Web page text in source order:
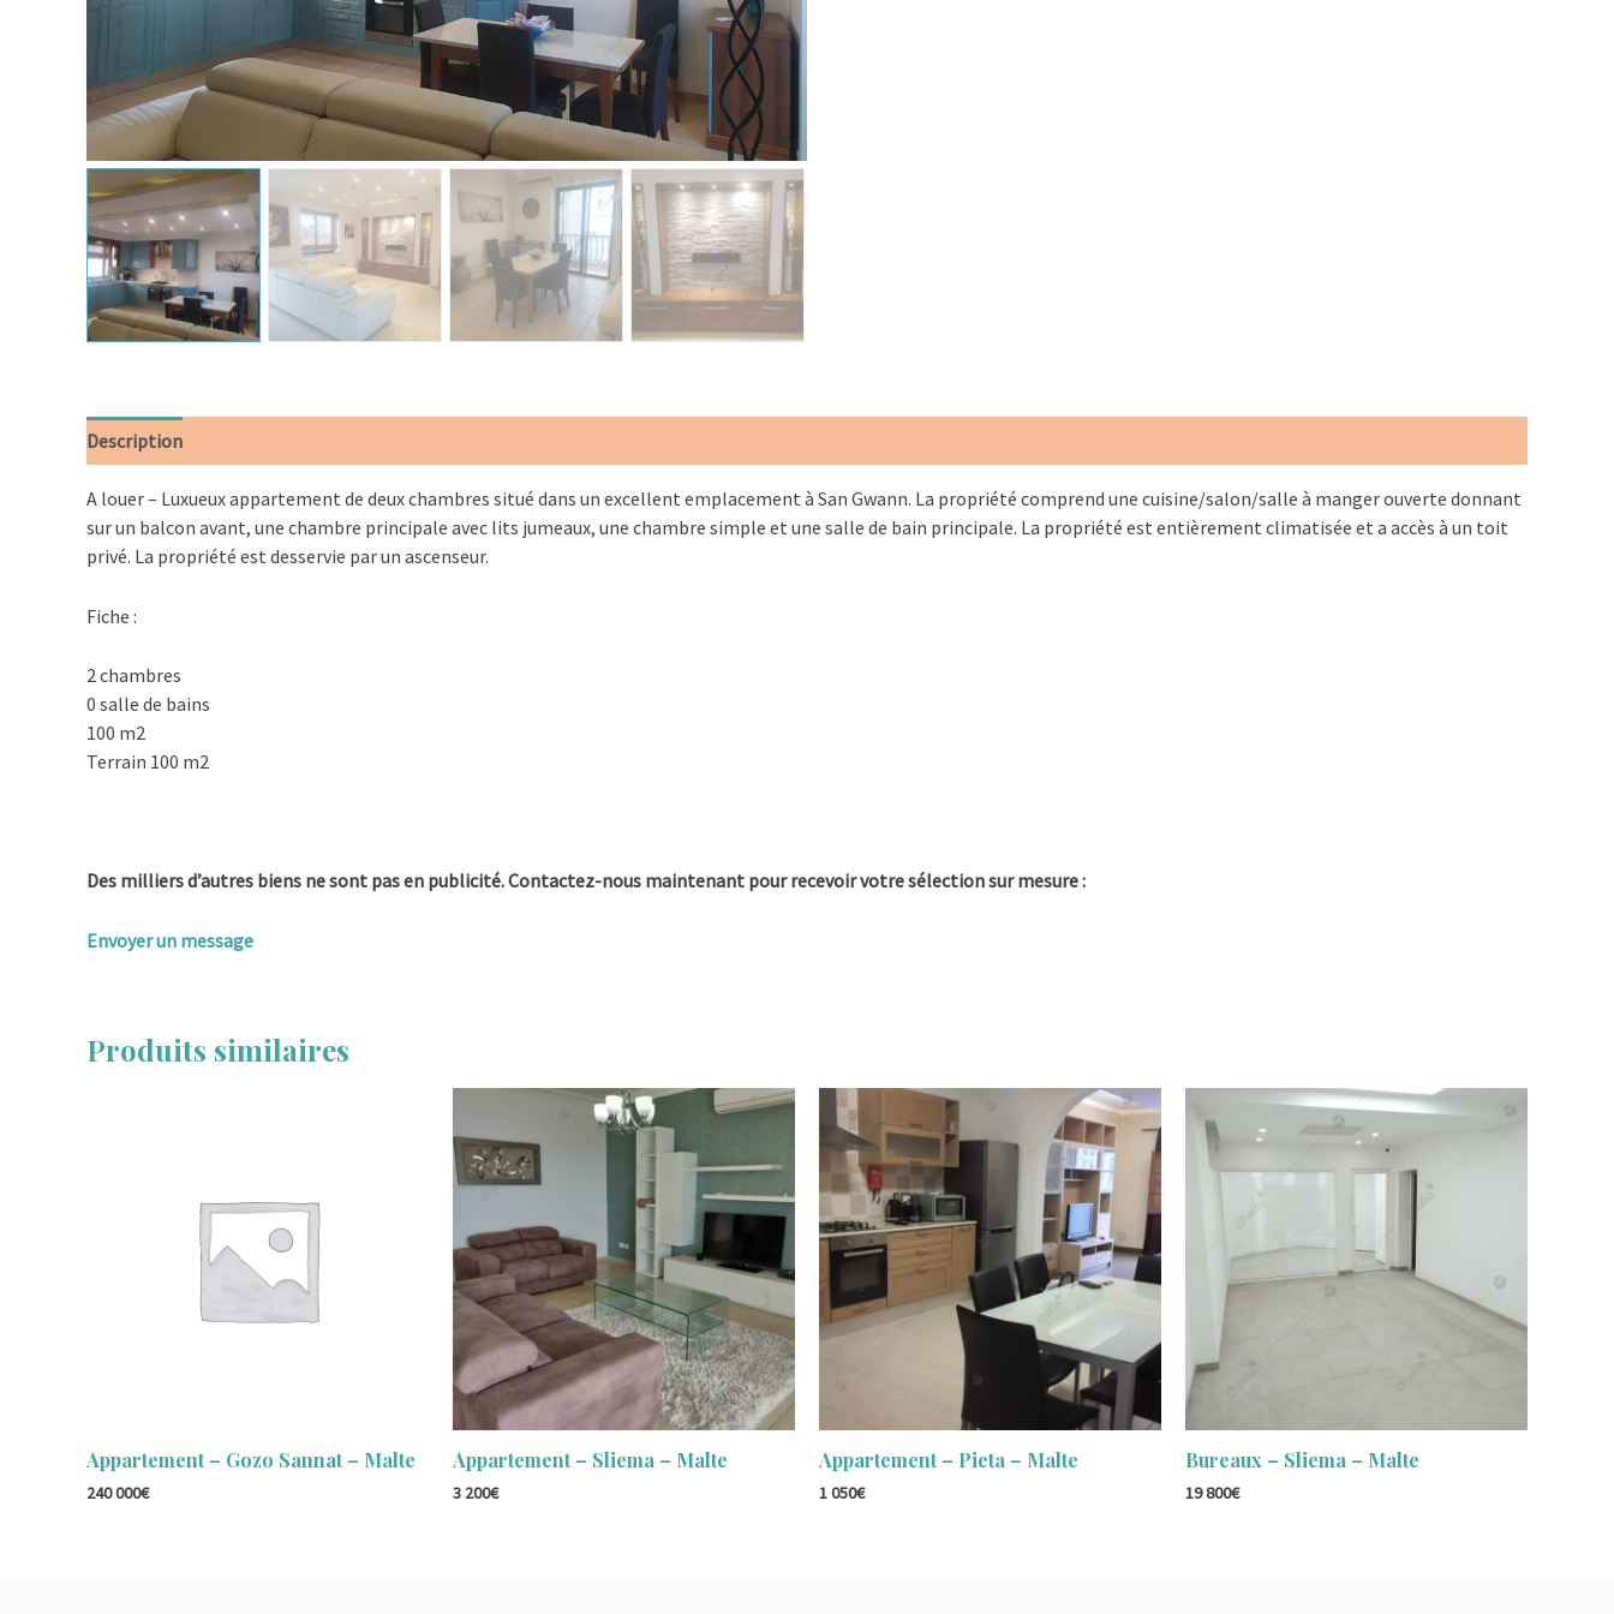
Description
A louer – Luxueux appartement de deux chambres situé dans un excellent emplacement à San Gwann. La propriété comprend une cuisine/salon/salle à manger ouverte donnant
sur un balcon avant, une chambre principale avec lits jumeaux, une chambre simple et une salle de bain principale. La propriété est entièrement climatisée et a accès à un toit
privé. La propriété est desservie par un ascenseur.
Fiche :
2 chambres
0 salle de bains
100 m2
Terrain 100 m2
Des milliers d’autres biens ne sont pas en publicité. Contactez-nous maintenant pour recevoir votre sélection sur mesure :
Envoyer un message
Produits similaires
Appartement – Gozo Sannat – Malte
240 000€
Appartement – Sliema – Malte
3 200€
Appartement – Pieta – Malte
1 050€
Bureaux – Sliema – Malte
19 800€